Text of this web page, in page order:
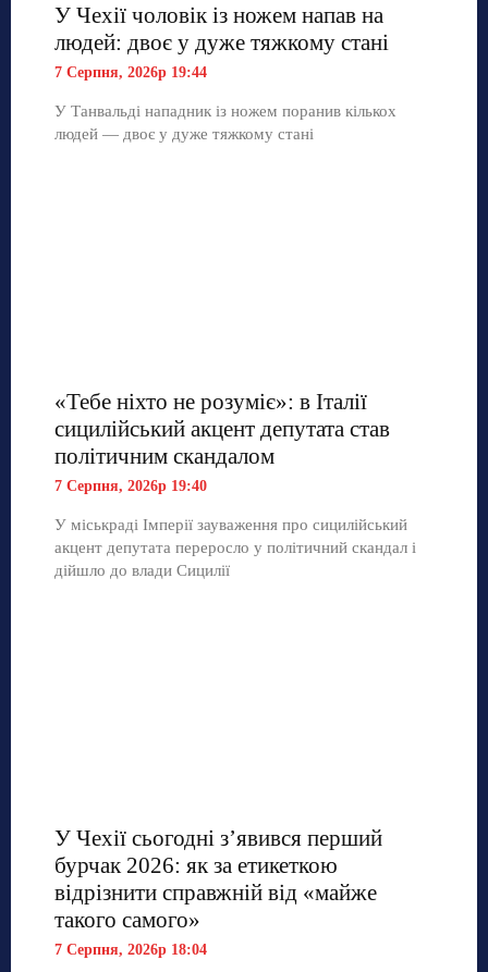
У Чехії чоловік із ножем напав на
людей: двоє у дуже тяжкому стані
7 Серпня, 2026р 19:44
У Танвальді нападник із ножем поранив кількох
людей — двоє у дуже тяжкому стані
«Тебе ніхто не розуміє»: в Італії
сицилійський акцент депутата став
політичним скандалом
7 Серпня, 2026р 19:40
У міськраді Імперії зауваження про сицилійський
акцент депутата переросло у політичний скандал і
дійшло до влади Сицилії
У Чехії сьогодні з’явився перший
бурчак 2026: як за етикеткою
відрізнити справжній від «майже
такого самого»
7 Серпня, 2026р 18:04